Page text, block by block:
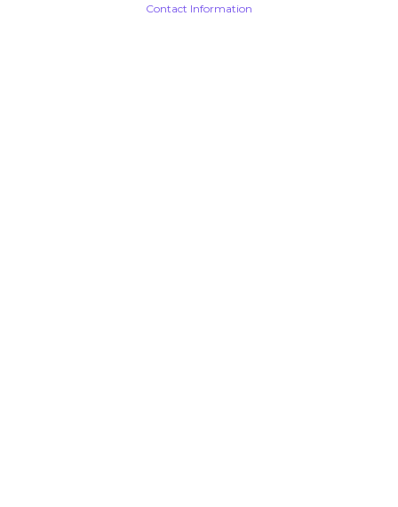
Contact Information